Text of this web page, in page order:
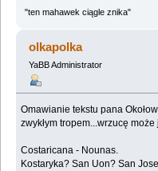
"ten mahawek ciągle znika"
olkapolka
YaBB Administrator
Omawianie tekstu pana
zwykłym tropem...wrzucę
Costaricana - Nounas.
Kostaryka? San Uon? San